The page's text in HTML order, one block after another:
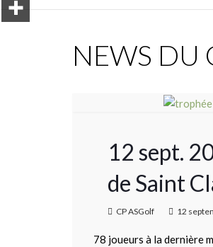
NEWS DU
12 sept.
de Saint
CP ASGolf 12
78 joueurs à la dernière